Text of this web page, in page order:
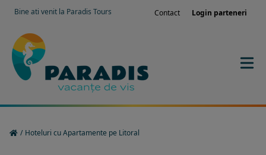
Bine ati venit la Paradis Tours Contact Login parteneri
/ Hoteluri cu Apartamente pe Litoral